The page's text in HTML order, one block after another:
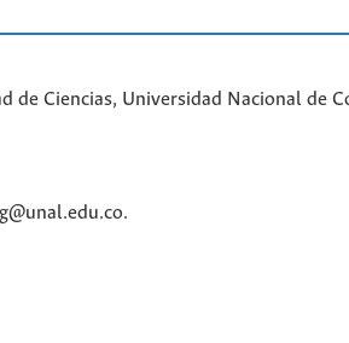
de Ciencias, Universidad Nacional